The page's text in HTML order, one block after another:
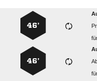
46’
46’